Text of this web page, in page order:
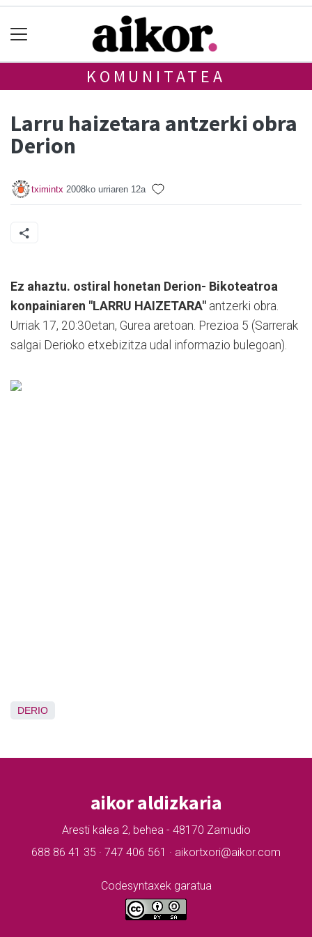
KOMUNITATEA
Larru haizetara antzerki obra
Derion
tximintx 2008ko urriaren 12a
Ez ahaztu. ostiral honetan Derion- Bikoteatroa
konpainiaren "LARRU HAIZETARA" antzerki obra.
Urriak 17, 20:30etan, Gurea aretoan. Prezioa 5 (Sarrerak
salgai Derioko etxebizitza udal informazio bulegoan).
DERIO
aikor aldizkaria
Aresti kalea 2, behea - 48170 Zamudio
688 86 41 35 · 747 406 561 · aikortxori@aikor.com
Codesyntaxek garatua